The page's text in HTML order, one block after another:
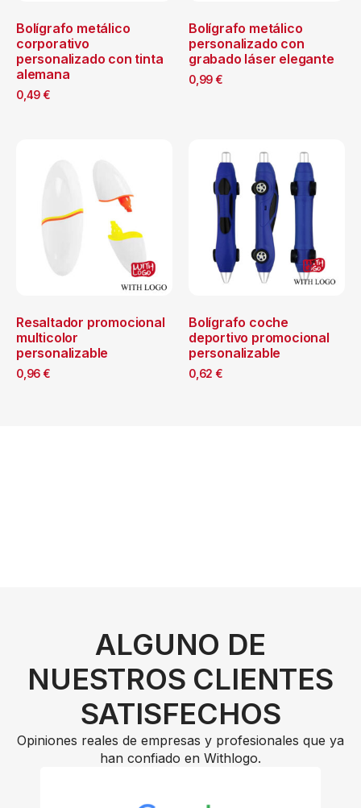
Bolígrafo metálico
corporativo
personalizado con tinta
alemana
0,49 €
Bolígrafo metálico
personalizado con
grabado láser elegante
0,99 €
Resaltador promocional
multicolor
personalizable
0,96 €
Bolígrafo coche
deportivo promocional
personalizable
0,62 €
ALGUNO DE
NUESTROS CLIENTES
SATISFECHOS
Opiniones reales de empresas y profesionales que ya
han confiado en Withlogo.